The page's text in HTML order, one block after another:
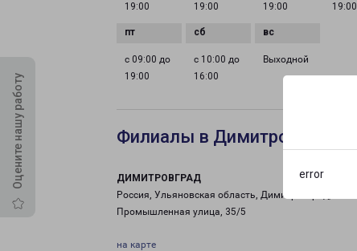
error
Оцените нашу работу
19:00
19:00
19:00
19:00
с 09:00 до
19:00
с 10:00 до
16:00
Выходной
Филиалы в Димитровграде
ДИМИТРОВГРАД
Россия, Ульяновская область, Димитровград,
Промышленная улица, 35/5
на карте